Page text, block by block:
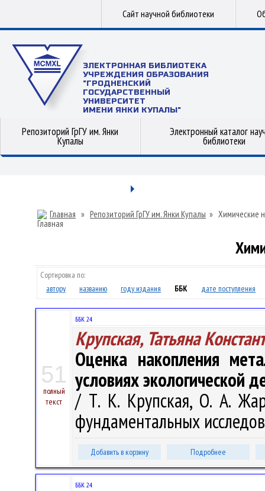
Сайт научной библиотеки
ЭЛЕКТРОННАЯ БИБЛИОТЕКА
УЧРЕЖДЕНИЯ ОБРАЗОВАНИЯ
"ГРОДНЕНСКИЙ
ГОСУДАРСТВЕННЫЙ
УНИВЕРСИТЕТ
ИМЕНИ ЯНКИ КУПАЛЫ"
Репозиторий ГрГУ им. Янки
Купалы
Электронный каталог
библиотеки
Главная » Репозиторий ГрГУ им. Янки Купалы » Химические
Сортировка по:
автору
названию году издания ББК дате поступления
51
полный
текст
ББК 24
Крупская, Татьяна
Оценка накопления
условиях экологической
/ Т. К. Крупская, О. А.
фундаментальных
Добавить в корзину Подробнее
ББК 24